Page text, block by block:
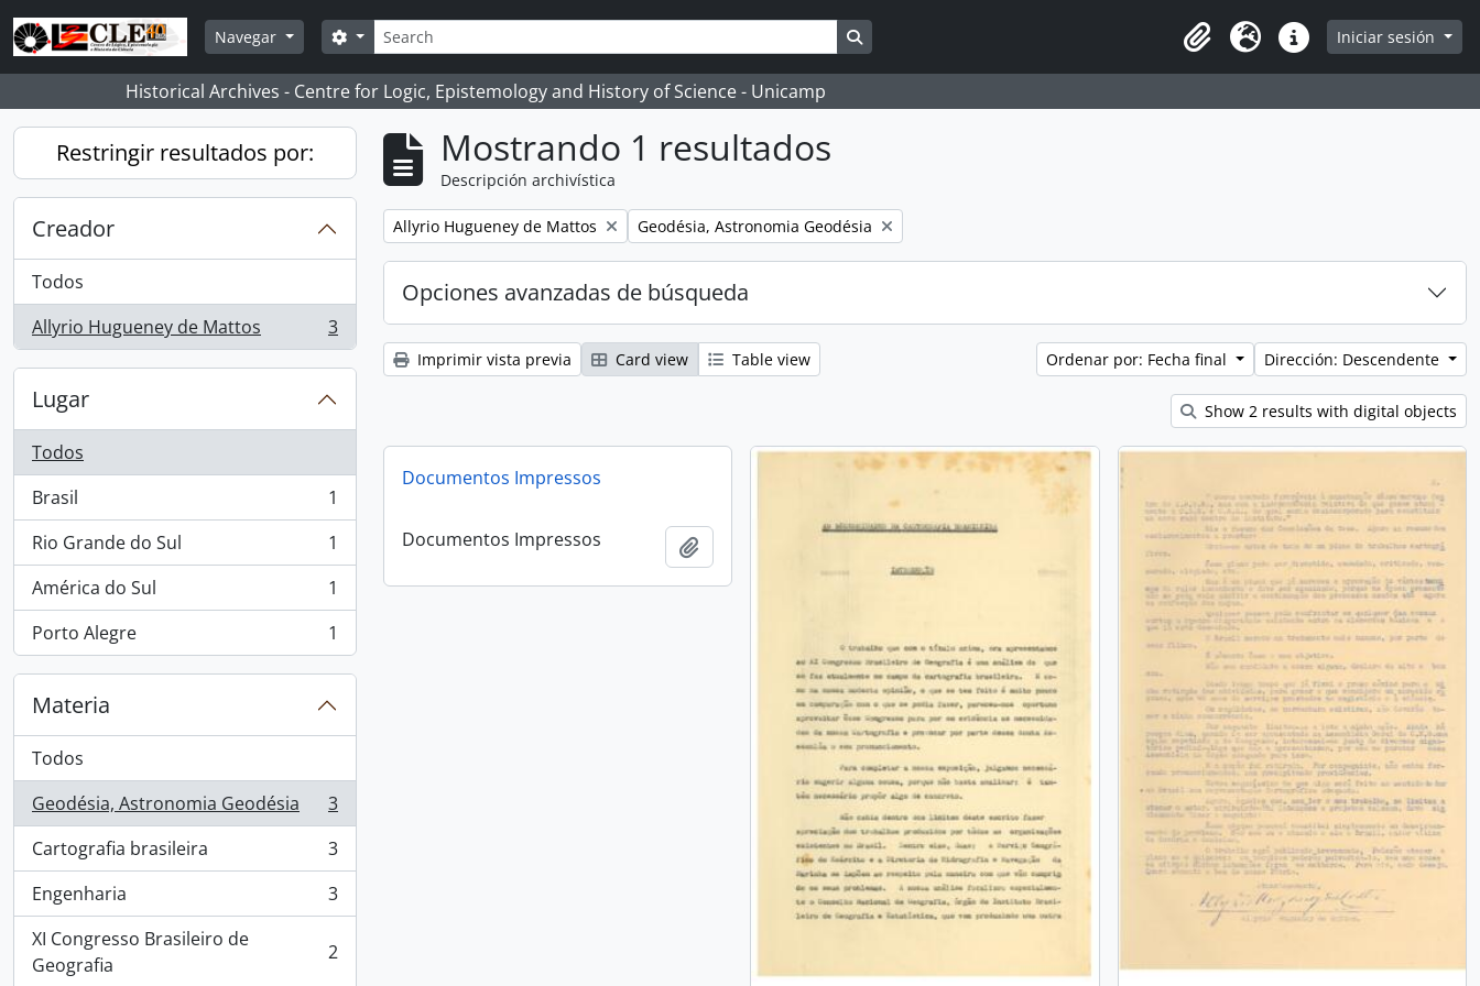
Skip to main content
Navegar
Búsqueda
Search options
Clipboard
Idioma Enlaces rápidos
Iniciar sesión
Historical Archives - Centre for Logic, Epistemology and History of Science - Unicamp
Restringir resultados por:
Creador
Todos
Allyrio Hugueney de Mattos
, 3 resultados 3
Lugar
Todos
Brasil
, 1 resultados
1
Rio Grande do Sul
, 1 resultados
1
América do Sul
, 1 resultados
1
Porto Alegre
, 1 resultados 1
Materia
Todos
Geodésia, Astronomia Geodésia
, 3 resultados
3
Cartografia brasileira
, 3 resultados
3
Engenharia
, 3 resultados
3
XI Congresso Brasileiro de
Geografia
, 2 resultados 2
Mostrando 1 resultados
Descripción archivística
Remove filter:
Allyrio Hugueney de Mattos Remove filter:
Geodésia, Astronomia Geodésia
Opciones avanzadas de búsqueda
Imprimir vista previa Card view Table view Ordenar por: Fecha final Dirección: Descendente
Show 2 results with digital objects
Documentos Impressos
Documentos Impressos